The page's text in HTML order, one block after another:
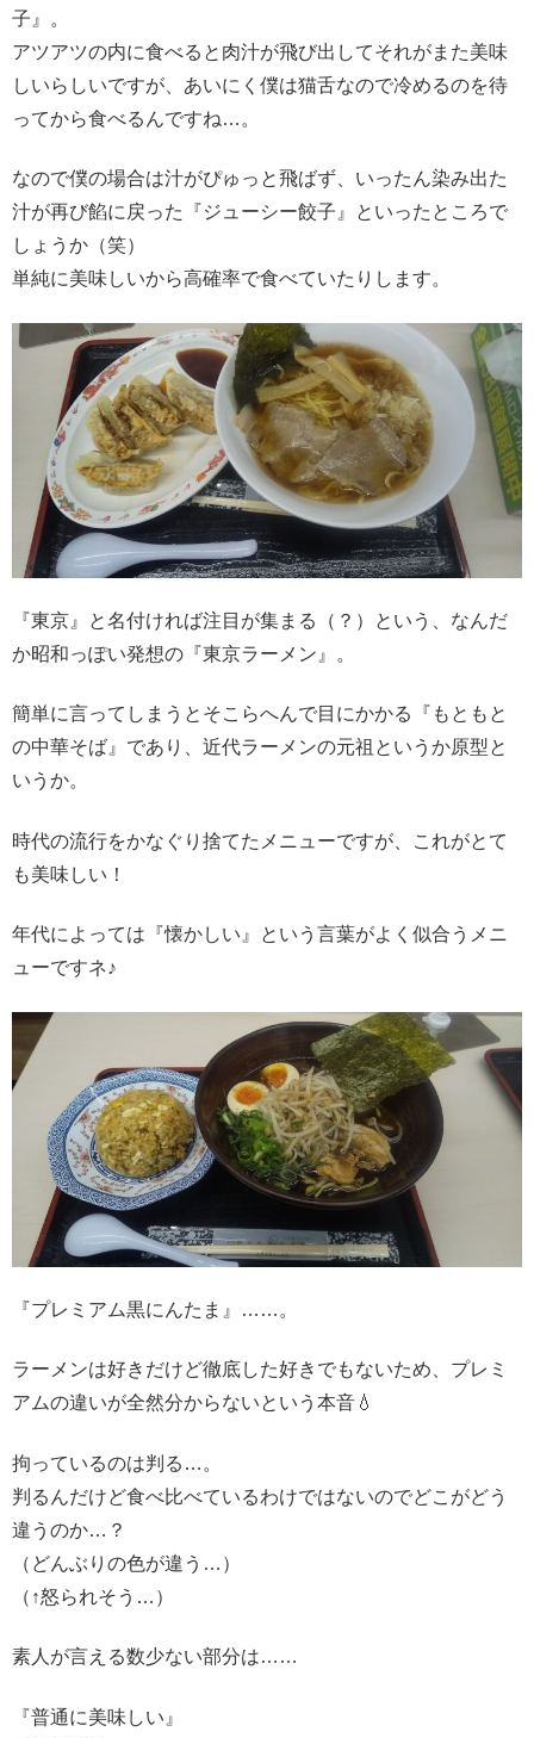
子』。
アツアツの内に食べると肉汁が飛び出してそれがまた美味
しいらしいですが、あいにく僕は猫舌なので冷めるのを待
ってから食べるんですね…。
なので僕の場合は汁がぴゅっと飛ばず、いったん染み出た
汁が再び餡に戻った『ジューシー餃子』といったところで
しょうか（笑）
単純に美味しいから高確率で食べていたりします。
『東京』と名付ければ注目が集まる（？）という、なんだ
か昭和っぽい発想の『東京ラーメン』。
簡単に言ってしまうとそこらへんで目にかかる『もともと
の中華そば』であり、近代ラーメンの元祖というか原型と
いうか。
時代の流行をかなぐり捨てたメニューですが、これがとて
も美味しい！
年代によっては『懐かしい』という言葉がよく似合うメニ
ューですネ♪
『プレミアム黒にんたま』……。
ラーメンは好きだけど徹底した好きでもないため、プレミ
アムの違いが全然分からないという本音💧
拘っているのは判る…。
判るんだけど食べ比べているわけではないのでどこがどう
違うのか…？
（どんぶりの色が違う…）
（↑怒られそう…）
素人が言える数少ない部分は……
『普通に美味しい』